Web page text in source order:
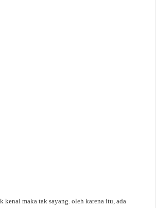
kenal maka tak sayang. oleh karena itu, ada